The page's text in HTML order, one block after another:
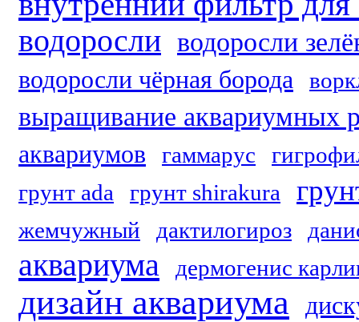
водоросли водоросли
водоросли чёрная борода
выращивание аквариумных
аквариумов гаммарус
грунт ada
грунт shirakura
жемчужный дактилогироз
аквариума дермогенис
дизайн аквариума